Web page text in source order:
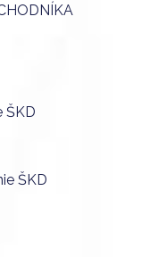
ŠKD
ŠKD